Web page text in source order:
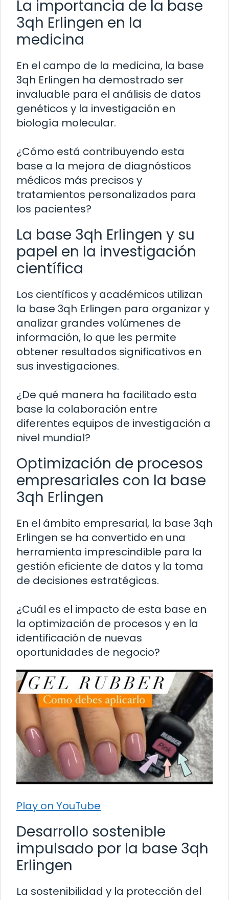
La importancia de la base
3qh Erlingen en la
medicina
En el campo de la medicina, la base
3qh Erlingen ha demostrado ser
invaluable para el análisis de datos
genéticos y la investigación en
biología molecular.
¿Cómo está contribuyendo esta
base a la mejora de diagnósticos
médicos más precisos y
tratamientos personalizados para
los pacientes?
La base 3qh Erlingen y su
papel en la investigación
científica
Los científicos y académicos utilizan
la base 3qh Erlingen para organizar y
analizar grandes volúmenes de
información, lo que les permite
obtener resultados significativos en
sus investigaciones.
¿De qué manera ha facilitado esta
base la colaboración entre
diferentes equipos de investigación a
nivel mundial?
Optimización de procesos
empresariales con la base
3qh Erlingen
En el ámbito empresarial, la base 3qh
Erlingen se ha convertido en una
herramienta imprescindible para la
gestión eficiente de datos y la toma
de decisiones estratégicas.
¿Cuál es el impacto de esta base en
la optimización de procesos y en la
identificación de nuevas
oportunidades de negocio?
Play on YouTube
Desarrollo sostenible
impulsado por la base 3qh
Erlingen
La sostenibilidad y la protección del